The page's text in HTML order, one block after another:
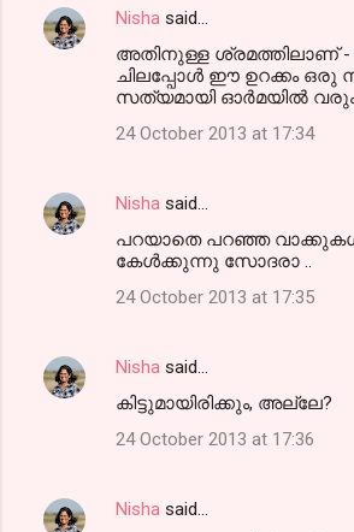
Nisha said…
അതിനുള്ള ശ്രമത്തിലാണ്
ചിലപ്പോള്‍ ഈ ഉറക്കം ഒരു
സത്യമായി ഓര്‍മയില്‍
24 October 2013 at 17:34
Nisha said…
പറയാതെ പറഞ്ഞ
കേള്‍ക്കുന്നു സോദരാ ..
24 October 2013 at 17:35
Nisha said…
കിട്ടുമായിരിക്കും, അല്ലേ?
24 October 2013 at 17:36
Nisha said…